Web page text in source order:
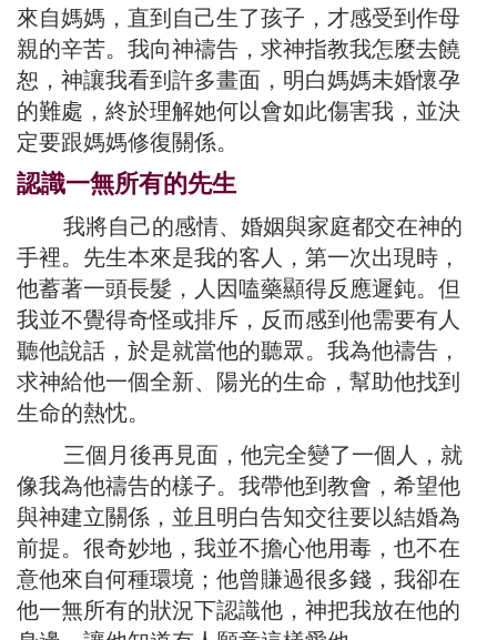
來自媽媽，直到自己生了孩子，才感受到作母
親的辛苦。我向神禱告，求神指教我怎麼去饒
恕，神讓我看到許多畫面，明白媽媽未婚懷孕
的難處，終於理解她何以會如此傷害我，並決
定要跟媽媽修復關係。
認識一無所有的先生
我將自己的感情、婚姻與家庭都交在神的
手裡。先生本來是我的客人，第一次出現時，
他蓄著一頭長髮，人因嗑藥顯得反應遲鈍。但
我並不覺得奇怪或排斥，反而感到他需要有人
聽他說話，於是就當他的聽眾。我為他禱告，
求神給他一個全新、陽光的生命，幫助他找到
生命的熱忱。
三個月後再見面，他完全變了一個人，就
像我為他禱告的樣子。我帶他到教會，希望他
與神建立關係，並且明白告知交往要以結婚為
前提。很奇妙地，我並不擔心他用毒，也不在
意他來自何種環境；他曾賺過很多錢，我卻在
他一無所有的狀況下認識他，神把我放在他的